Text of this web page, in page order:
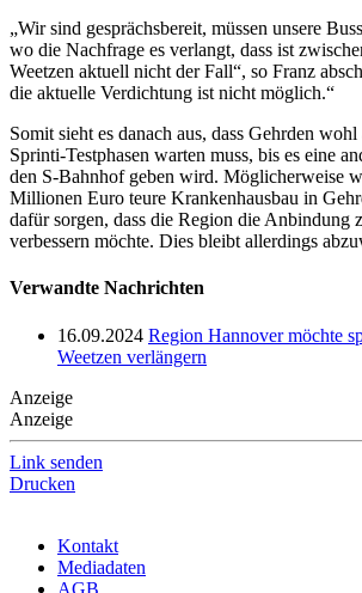
„Wir sind gesprächsbereit, müssen unsere
wo die Nachfrage es verlangt, dass ist
Weetzen aktuell nicht der Fall“, so Franz
die aktuelle Verdichtung ist nicht möglich.“
Somit sieht es danach aus, dass Gehrden
Sprinti-Testphasen warten muss, bis es eine
den S-Bahnhof geben wird. Möglicherweise
Millionen Euro teure Krankenhausbau in
dafür sorgen, dass die Region die Anbindung
verbessern möchte. Dies bleibt allerdings
Verwandte Nachrichten
16.09.2024 Region Hannover möchte
Weetzen verlängern
Anzeige
Anzeige
Link senden
Drucken
Kontakt
Mediadaten
AGB